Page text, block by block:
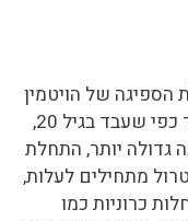
הספיגה של הויטמין
הגוף שלנו אחרי גיל 40 לא עובד כפי שעבד בגיל 20,
גדולה יותר, התחלת
מתחילים לעלות,
כרוניות כמו